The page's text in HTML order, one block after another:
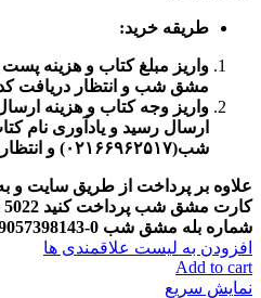
طریقه خرید:
واریز مبلغ کتاب و هزینه
مشق شب و انتظار دریافت
واریز وجه کتاب و هزینه
ارسال رسید و یادآوری نام
شب(۰۲۱۶۶۹۶۲۵۱۷) و
علاوه بر پرداخت از طریق سایت و
کارت مشق شب پرداخت کنید 5022
شماره بله مشق شب 0-9057398143
افزودن به لیست علاقمندی ها
Add to cart
نمایش سریع